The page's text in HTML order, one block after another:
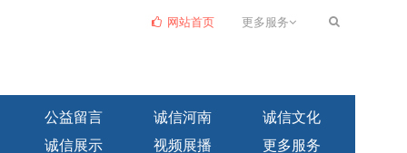
公益留言 诚信河南
诚信文化
诚信展示
视频展播 更多服务
网站首页 更多服务